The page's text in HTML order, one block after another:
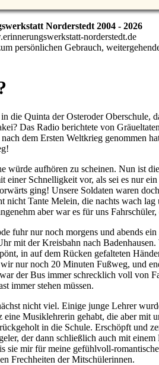
Norderstedt 2004 - 2026
norderstedt.de
persönlichen Gebrauch,
die Quinta der Osteroder Oberschule,
Das Radio berichtete von
dem Ersten Weltkrieg genommen
würde aufhören zu scheinen. Nun ist
einer Schnelligkeit vor, als sei es nur
ging! Unsere Soldaten waren
nicht Tante Melein, die nachts wach
aber war es für uns
fuhr nur noch morgens und abends
mit der Kreisbahn nach
in auf dem Rücken gefalteten
nur noch 20 Minuten Fußweg, und
der Bus immer schrecklich voll von
immer stehen müssen.
nicht viel. Einige junge Lehrer
Musiklehrerin gehabt, die aber mit
in die Schule. Erschöpft und
der dann schließlich auch mit
sie mir für meine gefühlvoll-
Frechheiten der Mitschülerinnen.